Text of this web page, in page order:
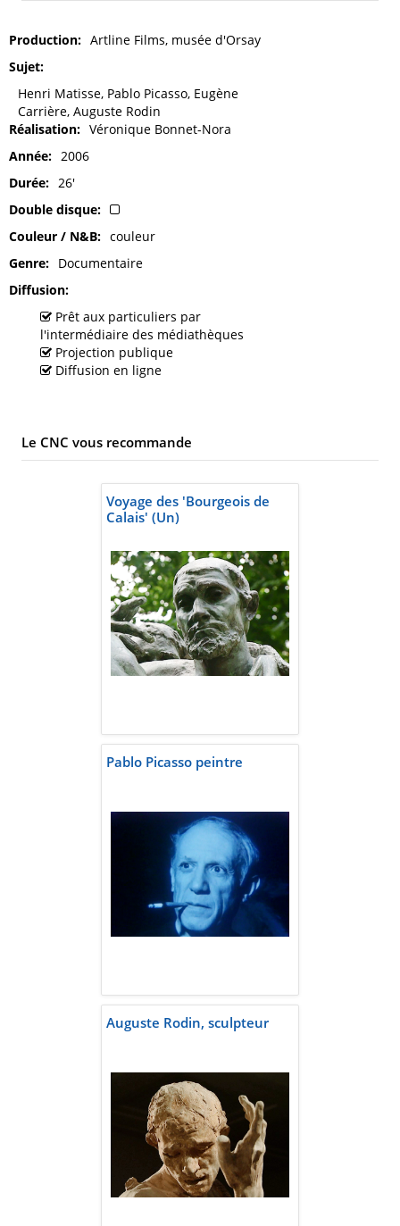
Production
Artline Films, musée d'Orsay
Sujet
Henri Matisse, Pablo Picasso, Eugène
Carrière, Auguste Rodin
Réalisation
Véronique Bonnet-Nora
Année
2006
Durée
26'
Double disque
Couleur / N&B
couleur
Genre
Documentaire
Diffusion
Prêt aux particuliers par
l'intermédiaire des médiathèques
Projection publique
Diffusion en ligne
Le CNC vous recommande
Voyage des 'Bourgeois de
Calais' (Un)
Pablo Picasso peintre
Auguste Rodin, sculpteur